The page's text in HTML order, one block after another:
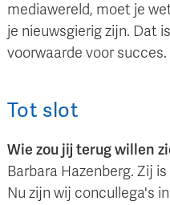
mediawereld, moet je
je nieuwsgierig zijn. Dat
voorwaarde voor succes.
Tot slot
Wie zou jij terug willen
Barbara Hazenberg. Zij
Nu zijn wij concullega's